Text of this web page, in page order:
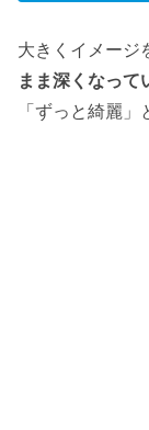
大きくイメージ
まま深くなって
「ずっと綺麗